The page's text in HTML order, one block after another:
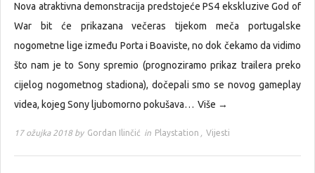
Nova atraktivna demonstracija predstojeće PS4 ekskluzive God of
War bit će prikazana večeras tijekom meča portugalske
nogometne lige između Porta i Boaviste, no dok čekamo da vidimo
što nam je to Sony spremio (prognoziramo prikaz trailera preko
cijelog nogometnog stadiona), dočepali smo se novog gameplay
videa, kojeg Sony ljubomorno pokušava… Više →
17 ožujka 2018 by Gordan Ilinčić in Playstation , Vijesti